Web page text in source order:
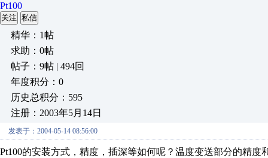
Pt100
关注 私信
精华：1帖
求助：0帖
帖子：9帖 | 494回
年度积分：0
历史总积分：595
注册：2003年5月14日
发表于：2004-05-14 08:56:00
Pt100的安装方式，精度，插深等如何呢？温度变送部分的精